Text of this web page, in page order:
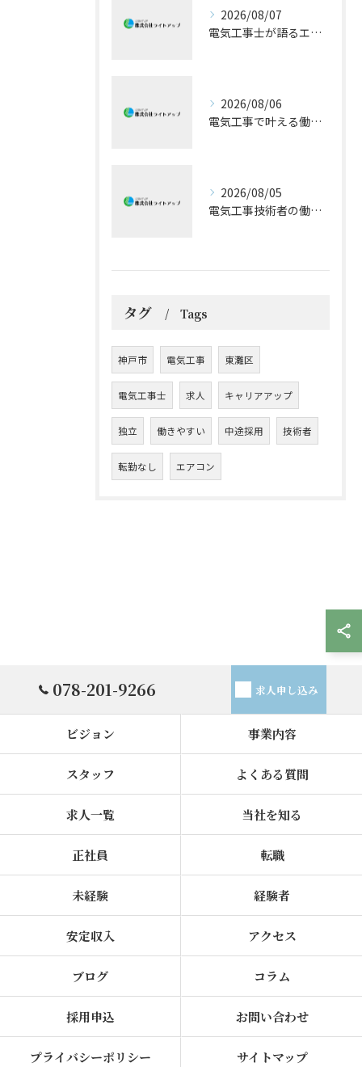
2026/08/07
電気工事士が語るエアコン技術の極意
2026/08/06
電気工事で叶える働きやすい環境とキャリア形成
2026/08/05
電気工事技術者の働きやすさと成長戦略
タグ Tags
神戸市 電気工事 東灘区
電気工事士 求人 キャリアアップ
独立 働きやすい 中途採用 技術者
転勤なし エアコン
078-201-9266 求人申し込み
ビジョン 事業内容
スタッフ よくある質問
求人一覧 当社を知る
正社員 転職
未経験 経験者
安定収入 アクセス
ブログ コラム
採用申込 お問い合わせ
プライバシーポリシー サイトマップ